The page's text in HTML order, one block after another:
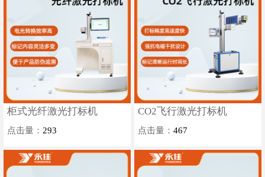
柜式光纤激光打标机
点击量：293
CO2飞行激光打标机
点击量：467